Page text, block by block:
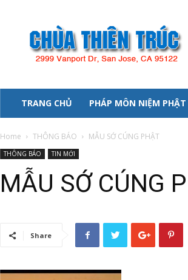
Thiên
Trúc
TRANG CHỦ PHÁP MÔN NIỆM PHẬT
Home THÔNG BÁO MẪU SỚ CÚNG PHẬT
THÔNG BÁO TIN MỚI
MẪU SỚ CÚNG
Share